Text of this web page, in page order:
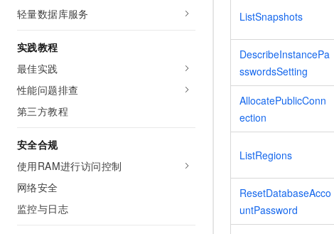
轻量数据库服务
实践教程
最佳实践
性能问题排查
第三方教程
安全合规
使用RAM进行访问控制
网络安全
监控与日志
ListSnapshots
DescribeInstancePa
sswordsSetting
AllocatePublicConn
ection
ListRegions
ResetDatabaseAcco
untPassword